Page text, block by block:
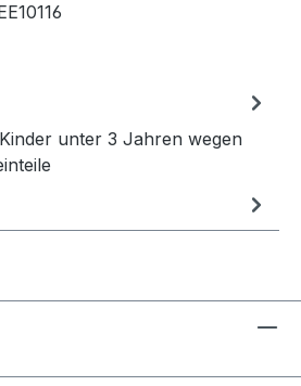
unter 3 Jahren wegen